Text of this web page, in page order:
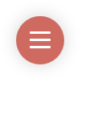
Accueil
Média
libre
Linkinaz
Katomi
compte
Twitter
@Ortegeek
compte
Flickr